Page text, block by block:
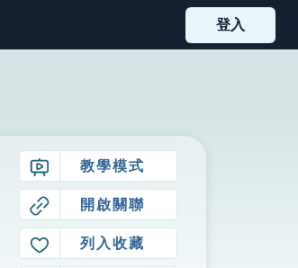
登入
教學模式
開啟關聯
列入收藏